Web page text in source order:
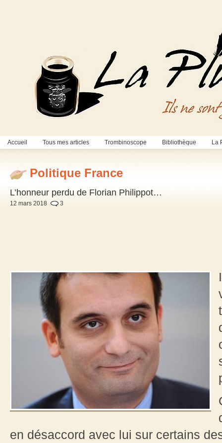
Accueil Tous mes articles Trombinoscope Bibliothèque La
Politique France
L’honneur perdu de Florian Philippot…
12 mars 2018 3
en désaccord avec lui sur certains